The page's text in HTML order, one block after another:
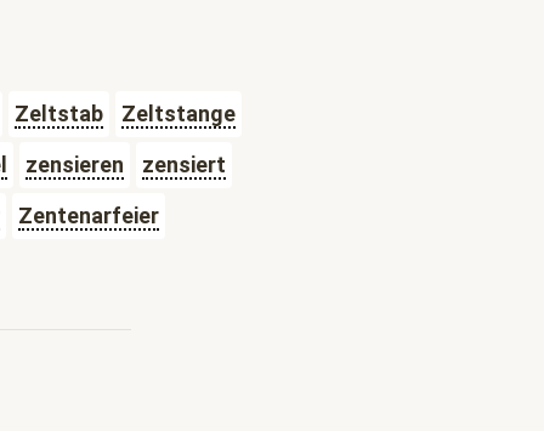
Zeltstab
Zeltstange
zensieren
zensiert
Zentenarfeier